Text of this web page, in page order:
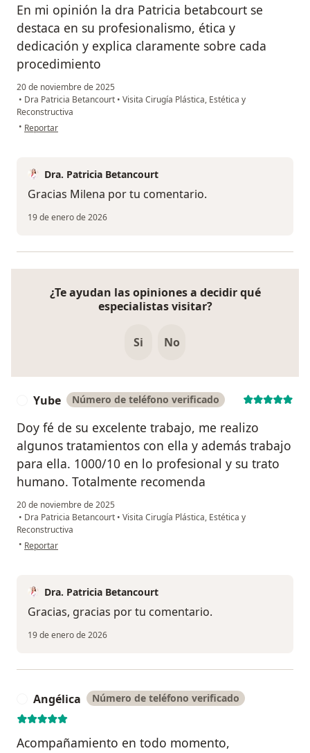
En mi opinión la dra Patricia betabcourt se
destaca en su profesionalismo, ética y
dedicación y explica claramente sobre cada
procedimiento
20 de noviembre de 2025
• Dra Patricia Betancourt • Visita Cirugía Plástica, Estética y
Reconstructiva
• en opinión del usuario Ana Milena Pineda
Reportar
Dra. Patricia Betancourt
Gracias Milena por tu comentario.
19 de enero de 2026
¿Te ayudan las opiniones a decidir qué
especialistas visitar?
Si No
Yube Número de teléfono verificado
Doy fé de su excelente trabajo, me realizo
algunos tratamientos con ella y además trabajo
para ella. 1000/10 en lo profesional y su trato
humano. Totalmente recomenda
20 de noviembre de 2025
• Dra Patricia Betancourt • Visita Cirugía Plástica, Estética y
Reconstructiva
• en opinión del usuario Yube
Reportar
Dra. Patricia Betancourt
Gracias, gracias por tu comentario.
19 de enero de 2026
Angélica Número de teléfono verificado
Acompañamiento en todo momento,